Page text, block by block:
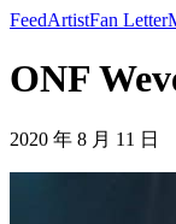
FeedArtistFan Letter
ONF
2020 年 8 月 11 日